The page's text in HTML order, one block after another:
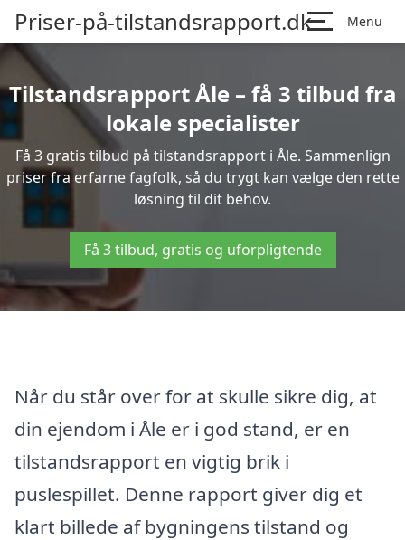
Priser-på-tilstandsrapport.dk Menu
Tilstandsrapport Åle – få 3 tilbud fra
lokale specialister
Få 3 gratis tilbud på tilstandsrapport i Åle. Sammenlign
priser fra erfarne fagfolk, så du trygt kan vælge den rette
løsning til dit behov.
Få 3 tilbud, gratis og uforpligtende
Når du står over for at skulle sikre dig, at
din ejendom i Åle er i god stand, er en
tilstandsrapport en vigtig brik i
puslespillet. Denne rapport giver dig et
klart billede af bygningens tilstand og